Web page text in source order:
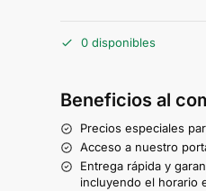
0 disponibles
Beneficios al
Precios especiales
Acceso a nuestro
Entrega rápida y
incluyendo el horario